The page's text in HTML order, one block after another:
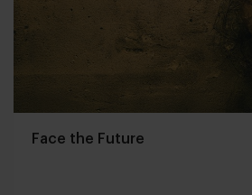
Face the Future